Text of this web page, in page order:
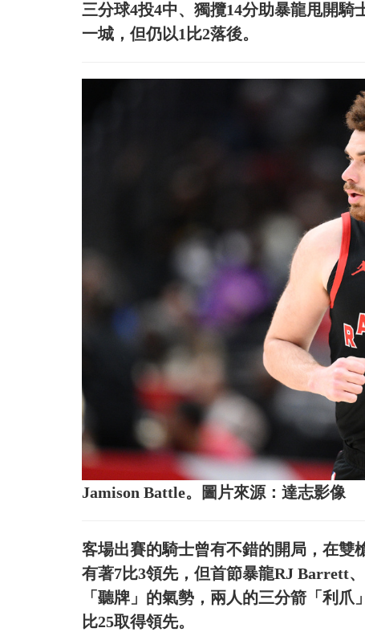
三分球4投4中、獨攬14分助暴龍甩開騎
一城，但仍以1比2落後。
Jamison Battle。圖片來源：達志影像
客場出賽的騎士曾有不錯的開局，在雙
有著7比3領先，但首節暴龍RJ Barrett
「聽牌」的氣勢，兩人的三分箭「利
比25取得領先。